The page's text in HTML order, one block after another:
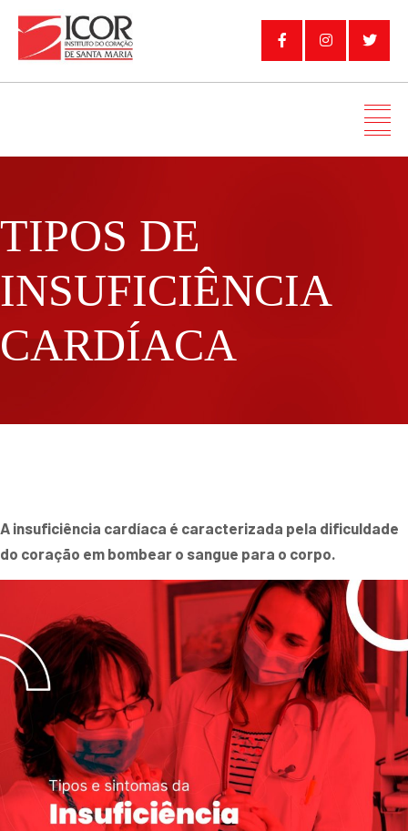
TIPOS DE
INSUFICIÊNCIA
CARDÍACA
A insuficiência cardíaca é caracterizada pela dificuldade
do coração em bombear o sangue para o corpo.